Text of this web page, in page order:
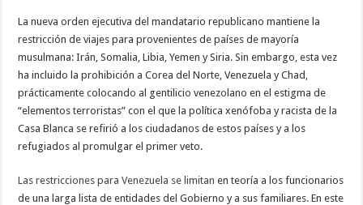
La nueva orden ejecutiva del mandatario republicano mantiene la
restricción de viajes para provenientes de países de mayoría
musulmana: Irán, Somalia, Libia, Yemen y Siria. Sin embargo, esta vez
ha incluido la prohibición a Corea del Norte, Venezuela y Chad,
prácticamente colocando al gentilicio venezolano en el estigma de
“elementos terroristas” con el que la política xenófoba y racista de la
Casa Blanca se refirió a los ciudadanos de estos países y a los
refugiados al promulgar el primer veto.
Las restricciones para Venezuela se limitan en teoría a los funcionarios
de una larga lista de entidades del Gobierno y a sus familiares. En este